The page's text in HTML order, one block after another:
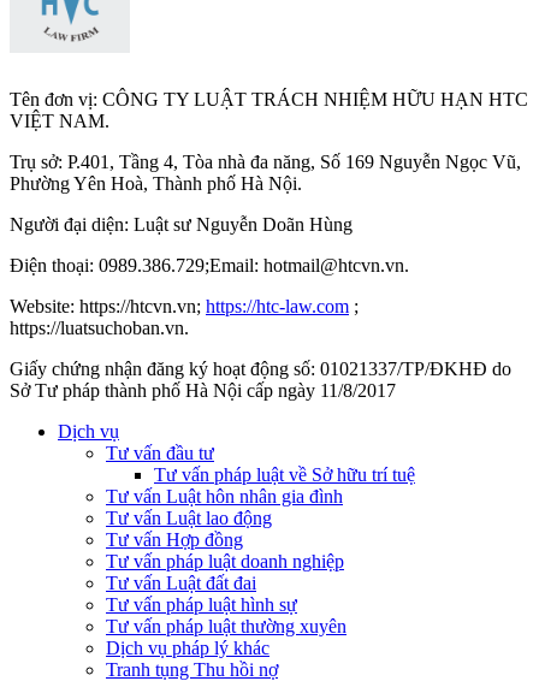
Tên đơn vị: CÔNG TY LUẬT TRÁCH NHIỆM HỮU HẠN HTC
VIỆT NAM.
Trụ sở: P.401, Tầng 4, Tòa nhà đa năng, Số 169 Nguyễn Ngọc Vũ,
Phường Yên Hoà, Thành phố Hà Nội.
Người đại diện: Luật sư Nguyễn Doãn Hùng
Điện thoại: 0989.386.729;Email: hotmail@htcvn.vn.
Website: https://htcvn.vn; https://htc-law.com ;
https://luatsuchoban.vn.
Giấy chứng nhận đăng ký hoạt động số: 01021337/TP/ĐKHĐ do
Sở Tư pháp thành phố Hà Nội cấp ngày 11/8/2017
Dịch vụ
Tư vấn đầu tư
Tư vấn pháp luật về Sở hữu trí tuệ
Tư vấn Luật hôn nhân gia đình
Tư vấn Luật lao động
Tư vấn Hợp đồng
Tư vấn pháp luật doanh nghiệp
Tư vấn Luật đất đai
Tư vấn pháp luật hình sự
Tư vấn pháp luật thường xuyên
Dịch vụ pháp lý khác
Tranh tụng Thu hồi nợ